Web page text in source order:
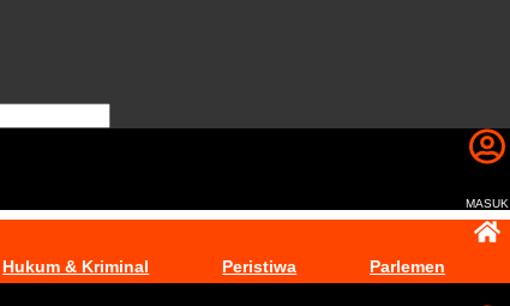
MASUK
Hukum & Kriminal Peristiwa Parlemen